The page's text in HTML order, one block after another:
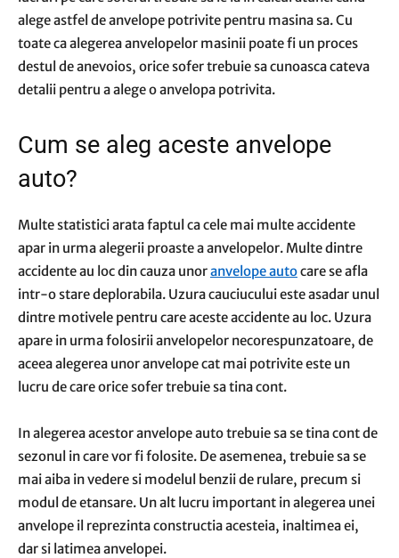
alege astfel de anvelope potrivite pentru masina sa. Cu
toate ca alegerea anvelopelor masinii poate fi un proces
destul de anevoios, orice sofer trebuie sa cunoasca cateva
detalii pentru a alege o anvelopa potrivita.
Cum se aleg aceste anvelope
auto?
Multe statistici arata faptul ca cele mai multe accidente
apar in urma alegerii proaste a anvelopelor. Multe dintre
accidente au loc din cauza unoranvelope autocare se afla
intr-o stare deplorabila. Uzura cauciucului este asadar unul
dintre motivele pentru care aceste accidente au loc. Uzura
apare in urma folosirii anvelopelor necorespunzatoare, de
aceea alegerea unor anvelope cat mai potrivite este un
lucru de care orice sofer trebuie sa tina cont.
In alegerea acestor anvelope auto trebuie sa se tina cont de
sezonul in care vor fi folosite. De asemenea, trebuie sa se
mai aiba in vedere si modelul benzii de rulare, precum si
modul de etansare. Un alt lucru important in alegerea unei
anvelope il reprezinta constructia acesteia, inaltimea ei,
dar si latimea anvelopei.